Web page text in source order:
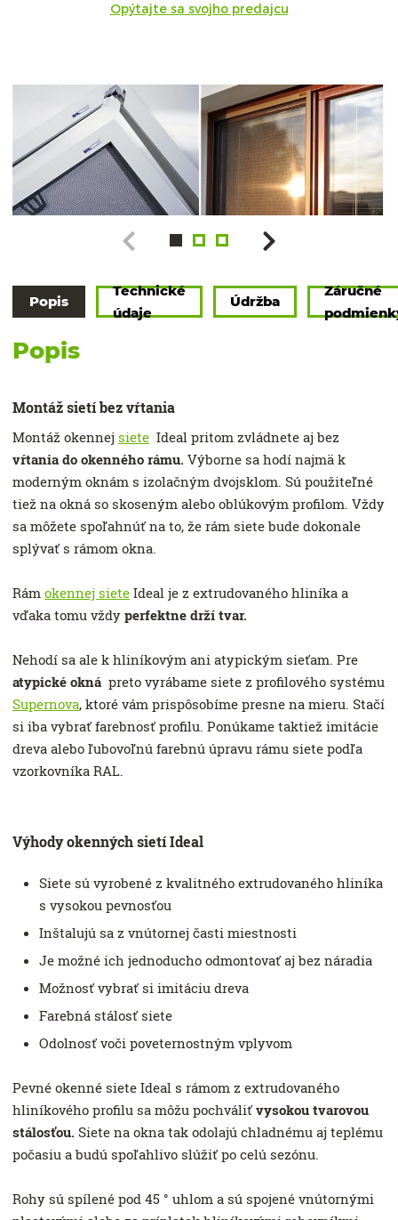
Opýtajte sa svojho predajcu
Popis
Technické
údaje
Údržba
Záručné
Popis
Montáž sietí bez vŕtania
Montáž okennej siete Ideal pritom zvládnete aj bez
vŕtania do okenného rámu. Výborne sa hodí najmä k
moderným oknám s izolačným dvojsklom. Sú použiteľné
tiež na okná so skoseným alebo oblúkovým profilom. Vždy
sa môžete spoľahnúť na to, že rám siete bude dokonale
splývať s rámom okna.
Rám okennej siete Ideal je z extrudovaného hliníka a
vďaka tomu vždy perfektne drží tvar.
Nehodí sa ale k hliníkovým ani atypickým sieťam. Pre
atypické okná preto vyrábame siete z profilového systému
Supernova, ktoré vám prispôsobíme presne na mieru. Stačí
si iba vybrať farebnosť profilu. Ponúkame taktiež imitácie
dreva alebo ľubovoľnú farebnú úpravu rámu siete podľa
vzorkovníka RAL.
Výhody okenných sietí Ideal
Siete sú vyrobené z kvalitného extrudovaného hliníka
s vysokou pevnosťou
Inštalujú sa z vnútornej časti miestnosti
Je možné ich jednoducho odmontovať aj bez náradia
Možnosť vybrať si imitáciu dreva
Farebná stálosť siete
Odolnosť voči poveternostným vplyvom
Pevné okenné siete Ideal s rámom z extrudovaného
hliníkového profilu sa môžu pochváliť vysokou tvarovou
stálosťou. Siete na okna tak odolajú chladnému aj teplému
počasiu a budú spoľahlivo slúžiť po celú sezónu.
Rohy sú spílené pod 45 ° uhlom a sú spojené vnútornými